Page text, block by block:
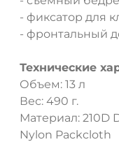
- фиксатор для
- фронтальный
Технические
Объем: 13 л
Вес: 490 г.
Материал: 210D
Nylon Packcloth